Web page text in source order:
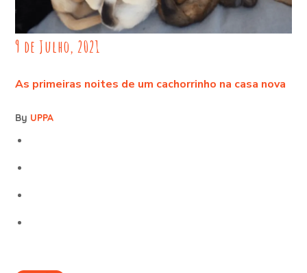
9 de Julho, 2021
As primeiras noites de um cachorrinho na casa nova
By UPPA